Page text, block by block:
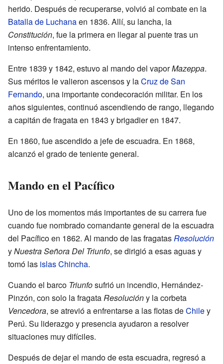
herido. Después de recuperarse, volvió al combate en la
Batalla de Luchanaen 1836. Allí, su lancha, la
Constitución, fue la primera en llegar al puente tras un
intenso enfrentamiento.
Entre 1839 y 1842, estuvo al mando del vaporMazeppa.
Sus méritos le valieron ascensos y laCruz de San
Fernando, una importante condecoración militar. En los
años siguientes, continuó ascendiendo de rango, llegando
a capitán de fragata en 1843 y brigadier en 1847.
En 1860, fue ascendido a jefe de escuadra. En 1868,
alcanzó el grado de teniente general.
Mando en el Pacífico
Uno de los momentos más importantes de su carrera fue
cuando fue nombrado comandante general de la escuadra
del Pacífico en 1862. Al mando de las fragatasResolución
yNuestra Señora Del Triunfo, se dirigió a esas aguas y
tomó las islas Chincha.
Cuando el barco Triunfosufrió un incendio, Hernández-
Pinzón, con solo la fragataResolucióny la corbeta
Vencedora, se atrevió a enfrentarse a las flotas deChiley
Perú. Su liderazgo y presencia ayudaron a resolver
situaciones muy difíciles.
Después de dejar el mando de esta escuadra, regresó a